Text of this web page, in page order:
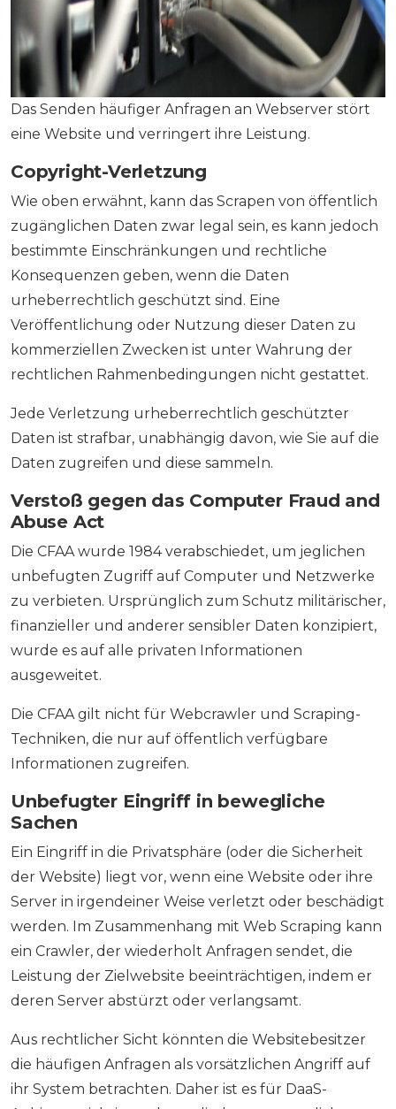
Das Senden häufiger Anfragen an Webserver stört
eine Website und verringert ihre Leistung.
Copyright-Verletzung
Wie oben erwähnt, kann das Scrapen von öffentlich
zugänglichen Daten zwar legal sein, es kann jedoch
bestimmte Einschränkungen und rechtliche
Konsequenzen geben, wenn die Daten
urheberrechtlich geschützt sind. Eine
Veröffentlichung oder Nutzung dieser Daten zu
kommerziellen Zwecken ist unter Wahrung der
rechtlichen Rahmenbedingungen nicht gestattet.
Jede Verletzung urheberrechtlich geschützter
Daten ist strafbar, unabhängig davon, wie Sie auf die
Daten zugreifen und diese sammeln.
Verstoß gegen das Computer Fraud and
Abuse Act
Die CFAA wurde 1984 verabschiedet, um jeglichen
unbefugten Zugriff auf Computer und Netzwerke
zu verbieten. Ursprünglich zum Schutz militärischer,
finanzieller und anderer sensibler Daten konzipiert,
wurde es auf alle privaten Informationen
ausgeweitet.
Die CFAA gilt nicht für Webcrawler und Scraping-
Techniken, die nur auf öffentlich verfügbare
Informationen zugreifen.
Unbefugter Eingriff in bewegliche
Sachen
Ein Eingriff in die Privatsphäre (oder die Sicherheit
der Website) liegt vor, wenn eine Website oder ihre
Server in irgendeiner Weise verletzt oder beschädigt
werden. Im Zusammenhang mit Web Scraping kann
ein Crawler, der wiederholt Anfragen sendet, die
Leistung der Zielwebsite beeinträchtigen, indem er
deren Server abstürzt oder verlangsamt.
Aus rechtlicher Sicht könnten die Websitebesitzer
die häufigen Anfragen als vorsätzlichen Angriff auf
ihr System betrachten. Daher ist es für DaaS-